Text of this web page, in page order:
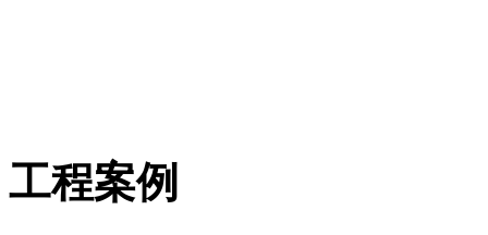
工程案例